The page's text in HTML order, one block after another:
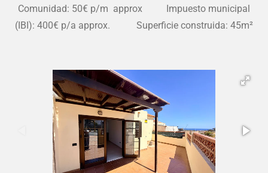
Comunidad: 50€ p/m approx Impuesto municipal
(IBI): 400€ p/a approx. Superficie construida: 45m²